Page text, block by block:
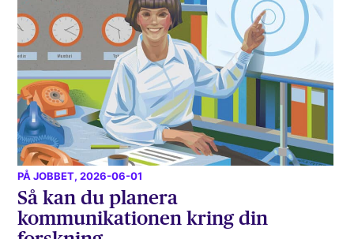
PÅ JOBBET, 2026-06-01
Så kan du planera
kommunikationen kring din